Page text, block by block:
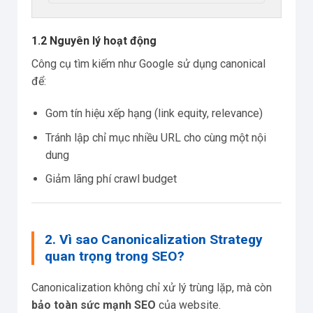
1.2 Nguyên lý hoạt động
Công cụ tìm kiếm như Google sử dụng canonical
để:
Gom tín hiệu xếp hạng (link equity, relevance)
Tránh lập chỉ mục nhiều URL cho cùng một nội
dung
Giảm lãng phí crawl budget
2. Vì sao Canonicalization Strategy
quan trọng trong SEO?
Canonicalization không chỉ xử lý trùng lặp, mà còn
bảo toàn sức mạnh SEO của website.